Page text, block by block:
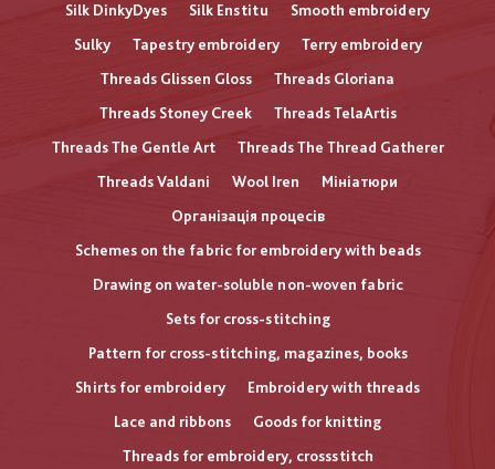
Silk DinkyDyes
Silk Enstitu
Smooth embroidery
Sulky
Tapestry embroidery
Terry embroidery
Threads Glissen Gloss
Threads Gloriana
Threads Stoney Creek
Threads TelaArtis
Threads The Gentle Art
Threads The Thread Gatherer
Threads Valdani
Wool Iren
Мініатюри
Організація процесів
Schemes on the fabric for embroidery with beads
Drawing on water-soluble non-woven fabric
Sets for cross-stitching
Pattern for cross-stitching, magazines, books
Shirts for embroidery
Embroidery with threads
Lace and ribbons
Goods for knitting
Threads for embroidery, crossstitch